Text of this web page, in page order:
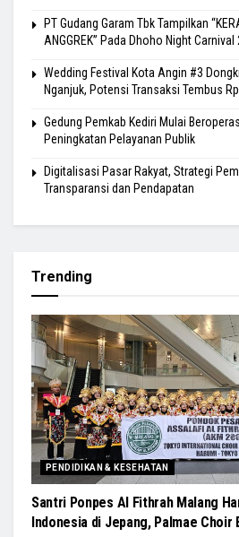
PT Gudang Garam Tbk Tampilkan
ANGGREK” Pada Dhoho Night Carnival
Wedding Festival Kota Angin #3
Nganjuk, Potensi Transaksi Tembus
Gedung Pemkab Kediri Mulai
Peningkatan Pelayanan Publik
Digitalisasi Pasar Rakyat, Strategi
Transparansi dan Pendapatan
Trending
PENDIDIKAN & KESEHATAN
Santri Ponpes Al Fithrah Malang
Indonesia di Jepang, Palmae Choir